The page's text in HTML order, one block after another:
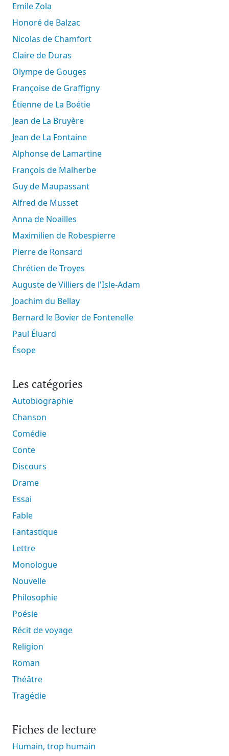
Emile Zola
Honoré de Balzac
Nicolas de Chamfort
Claire de Duras
Olympe de Gouges
Françoise de Graffigny
Étienne de La Boétie
Jean de La Bruyère
Jean de La Fontaine
Alphonse de Lamartine
François de Malherbe
Guy de Maupassant
Alfred de Musset
Anna de Noailles
Maximilien de Robespierre
Pierre de Ronsard
Chrétien de Troyes
Auguste de Villiers de l'Isle-Adam
Joachim du Bellay
Bernard le Bovier de Fontenelle
Paul Éluard
Ésope
Les catégories
Autobiographie
Chanson
Comédie
Conte
Discours
Drame
Essai
Fable
Fantastique
Lettre
Monologue
Nouvelle
Philosophie
Poésie
Récit de voyage
Religion
Roman
Théâtre
Tragédie
Fiches de lecture
Humain, trop humain